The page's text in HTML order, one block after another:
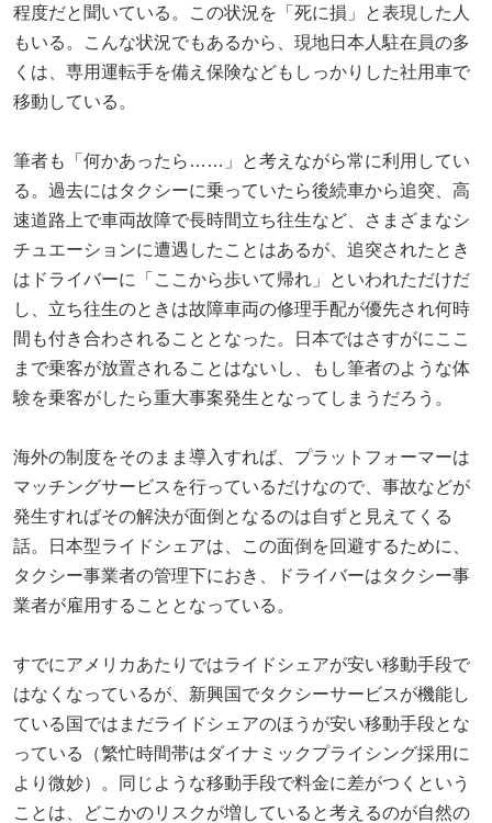
程度だと聞いている。この状況を「死に損」と表現した人
もいる。こんな状況でもあるから、現地日本人駐在員の多
くは、専用運転手を備え保険などもしっかりした社用車で
移動している。
筆者も「何かあったら……」と考えながら常に利用してい
る。過去にはタクシーに乗っていたら後続車から追突、高
速道路上で車両故障で長時間立ち往生など、さまざまなシ
チュエーションに遭遇したことはあるが、追突されたとき
はドライバーに「ここから歩いて帰れ」といわれただけだ
し、立ち往生のときは故障車両の修理手配が優先され何時
間も付き合わされることとなった。日本ではさすがにここ
まで乗客が放置されることはないし、もし筆者のような体
験を乗客がしたら重大事案発生となってしまうだろう。
海外の制度をそのまま導入すれば、プラットフォーマーは
マッチングサービスを行っているだけなので、事故などが
発生すればその解決が面倒となるのは自ずと見えてくる
話。日本型ライドシェアは、この面倒を回避するために、
タクシー事業者の管理下におき、ドライバーはタクシー事
業者が雇用することとなっている。
すでにアメリカあたりではライドシェアが安い移動手段で
はなくなっているが、新興国でタクシーサービスが機能し
ている国ではまだライドシェアのほうが安い移動手段とな
っている（繁忙時間帯はダイナミックプライシング採用に
より微妙）。同じような移動手段で料金に差がつくという
ことは、どこかのリスクが増していると考えるのが自然の